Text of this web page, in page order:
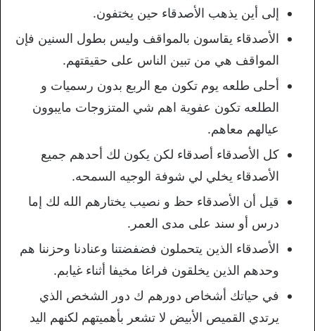
إلى أين يذهب الأصدقاء حين يختفون.
الأصدقاء يقاسون بالمواقف وليس بطول السنين فإن
المواقف هي من تبين الناس على حقيقتهم.
أحلى طلعه يوم تكون مع الربع بدون رسميات و
الطلعه تكون عفوية اهم شي المتزوجات مايبوون
عيالهم معاهم.
كل الأصدقاء أصدقاء لكن يكون لك أحدهم جميع
الأصدقاء يخلي لي شوفة الوجيه السمحه.
قيل أن الأصدقاء حظ و نصيب يختارهم الله لك إما
درس أو سند على مدى العمر.
الأصدقاء الذين يتحملون فضفضتنا وعنادنا وحزننا هم
وحدهم الذين يخلقون فراغا مخيفا أثناء غيابم.
في حياتك أشخاص دورهم ك دور الشخص الذي
يرتدي القميص الأبيض لا تشعر بأهميتهم لكنهم اليد